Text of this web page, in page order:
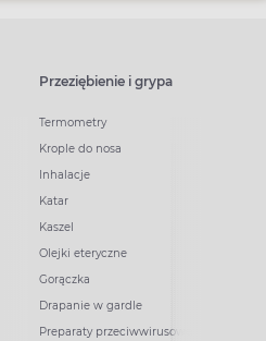
Przeziębienie i grypa
Termometry
Krople do nosa
Inhalacje
Katar
Kaszel
Olejki eteryczne
Gorączka
Drapanie w gardle
Preparaty przeciwwirusowe